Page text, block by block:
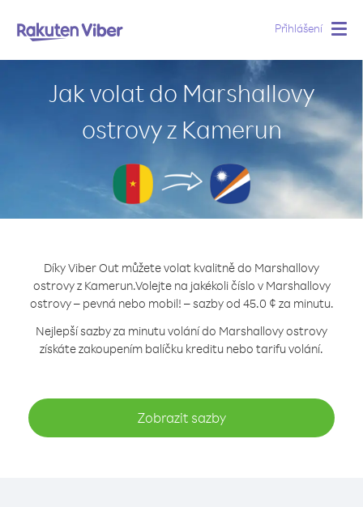
Přihlášení
Jak volat do Marshallovy
ostrovy z Kamerun
Díky Viber Out můžete volat kvalitně do Marshallovy
ostrovy z Kamerun.Volejte na jakékoli číslo v Marshallovy
ostrovy – pevná nebo mobil! – sazby od 45.0 ¢ za minutu.
Nejlepší sazby za minutu volání do Marshallovy ostrovy
získáte zakoupením balíčku kreditu nebo tarifu volání.
Zobrazit sazby